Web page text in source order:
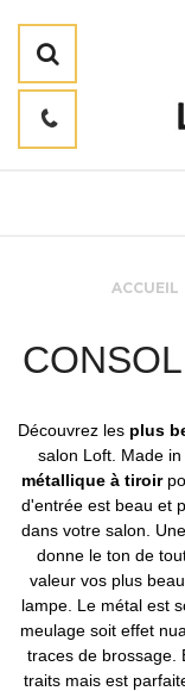
ACCUEIL
Découvrez les plus
salon Loft. Made
métallique à tiroir
d'entrée est beau et
dans votre salon. Une
donne le ton de
valeur vos plus
lampe. Le métal est
meulage soit effet
traces de brossage.
traits mais est